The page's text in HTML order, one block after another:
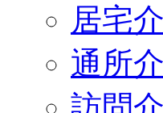
居宅
通所